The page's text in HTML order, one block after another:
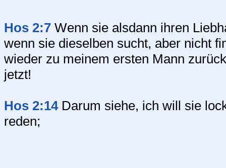
Hos 2:7 Wenn sie alsdann ihren
wenn sie dieselben sucht, aber nicht
wieder zu meinem ersten Mann
jetzt!
Hos 2:14Darum siehe, ich will sie
reden;